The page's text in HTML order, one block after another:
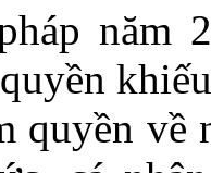
năm
quyền